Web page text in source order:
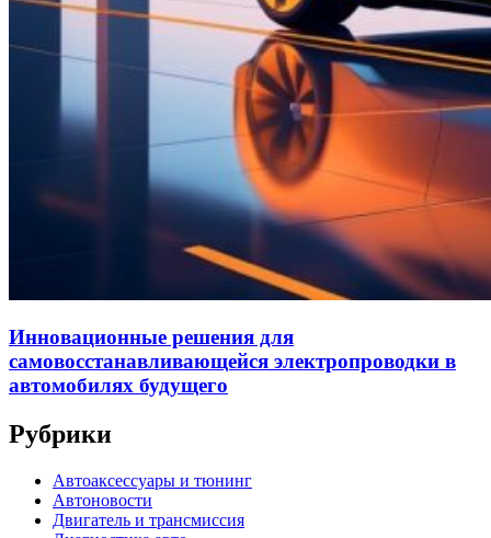
Инновационные решения для
самовосстанавливающейся электропроводки в
автомобилях будущего
Рубрики
Автоаксессуары и тюнинг
Автоновости
Двигатель и трансмиссия